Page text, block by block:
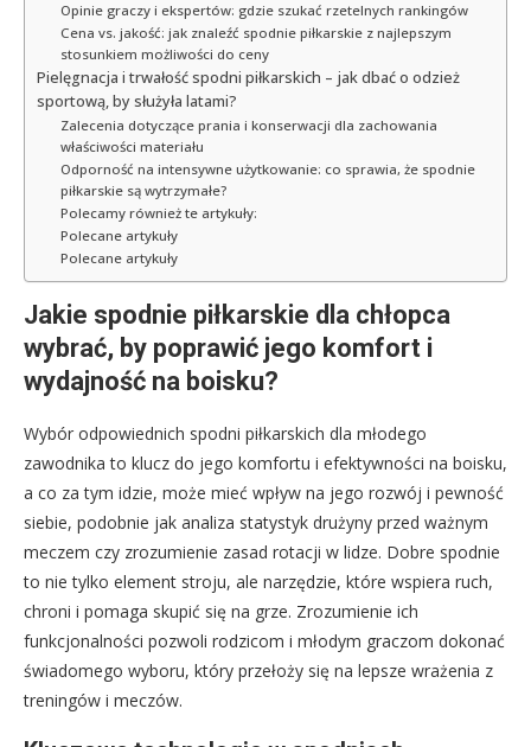
Opinie graczy i ekspertów: gdzie szukać rzetelnych rankingów
Cena vs. jakość: jak znaleźć spodnie piłkarskie z najlepszym
stosunkiem możliwości do ceny
Pielęgnacja i trwałość spodni piłkarskich – jak dbać o odzież
sportową, by służyła latami?
Zalecenia dotyczące prania i konserwacji dla zachowania
właściwości materiału
Odporność na intensywne użytkowanie: co sprawia, że spodnie
piłkarskie są wytrzymałe?
Polecamy również te artykuły:
Polecane artykuły
Polecane artykuły
Jakie spodnie piłkarskie dla chłopca
wybrać, by poprawić jego komfort i
wydajność na boisku?
Wybór odpowiednich spodni piłkarskich dla młodego
zawodnika to klucz do jego komfortu i efektywności na boisku,
a co za tym idzie, może mieć wpływ na jego rozwój i pewność
siebie, podobnie jak analiza statystyk drużyny przed ważnym
meczem czy zrozumienie zasad rotacji w lidze. Dobre spodnie
to nie tylko element stroju, ale narzędzie, które wspiera ruch,
chroni i pomaga skupić się na grze. Zrozumienie ich
funkcjonalności pozwoli rodzicom i młodym graczom dokonać
świadomego wyboru, który przełoży się na lepsze wrażenia z
treningów i meczów.